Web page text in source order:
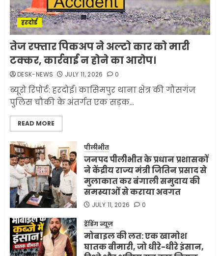
1 JULY 11, 2026
मलबों से ईरान ने सुरक्षित बरामद
कर ली करीब 1000 से ज्यादा
मिसाइलें
JUNE 1, 2026
3
व्यवहार क्यों?
JUNE 1, 2026 0
4
अमेरिका ने फिर से ईरान को युद्ध
समाप्त करने के लिए भेजी अपनी 5
MAY 18, 2026
हरदोई
तेज रफ्तार पिकअप ने अल्टो कार को मारी
टक्कर, कार्रवाई न होने का आरोप।
DESK-NEWS JULY 11, 2026 0
ब्यूरो रिपोर्ट: हरदोई। कासिमपुर थाना क्षेत्र की गौसगंज
पुलिस चौकी के अंतर्गत एक सड़क...
READ MORE
पीलीभीत
जनपद पीलीभीत के प्रधान प्रशासकों
ने केंद्रीय राज्य मंत्री जितिन प्रसाद से
मुलाकात कर बंगाली समुदाय की
समस्याओं से कराया अवगत
JULY 11, 2026 0
ट्रेंडिंग न्यूज़
मोबाइल की लत: एक खामोश
घातक बीमारी, जो धीरे-धीरे इंसान,